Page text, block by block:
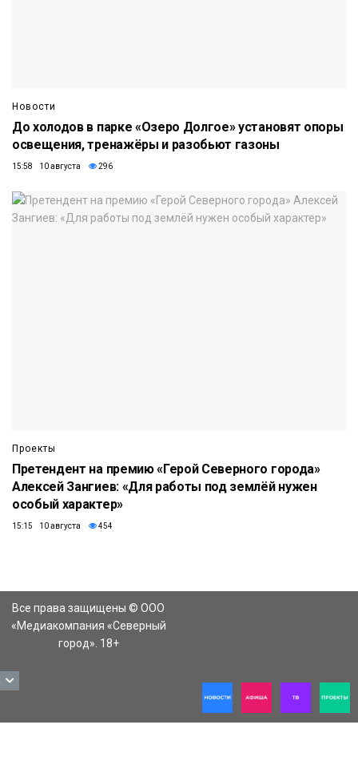
Новости
До холодов в парке «Озеро Долгое» установят опоры
освещения, тренажёры и разобьют газоны
15:58 10 августа 296
Проекты
Претендент на премию «Герой Северного города»
Алексей Зангиев: «Для работы под землёй нужен
особый характер»
15:15 10 августа 454
Все права защищены © ООО
«Медиакомпания «Северный
город». 18+